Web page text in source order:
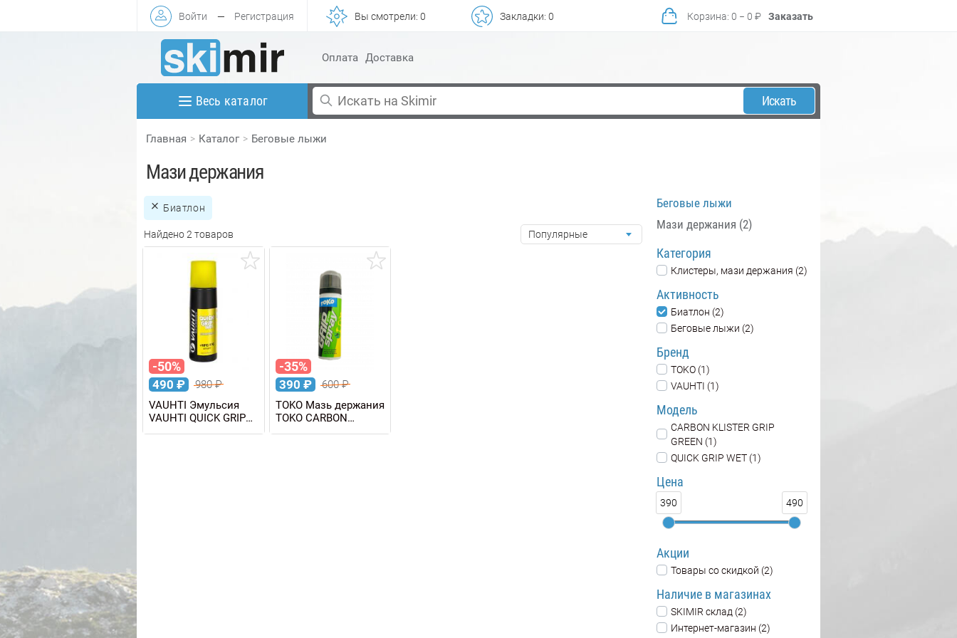
Войти — Регистрация Вы смотрели: 0 Закладки: 0 Корзина: 0 − 0 ₽ Заказать
Оплата Доставка
Весь каталог Искать
Главная Каталог Беговые лыжи
Мази держания
Биатлон
Найдено 2 товаров Популярные
-50%
490 ₽ 980₽
VAUHTI Эмульсия
VAUHTI QUICK GRIP
WET +10/-1°C, 80 мл
-35%
390 ₽ 600₽
TOKO Мазь держания
TOKO CARBON
KLISTER GRIP GREEN,
Беговые лыжи
Мази держания (2)
Категория
Клистеры, мази держания (2)
Активность
Биатлон (2)
Беговые лыжи (2)
Бренд
TOKO (1)
VAUHTI (1)
Модель
CARBON KLISTER GRIP
GREEN (1)
QUICK GRIP WET (1)
Цена
390 490
Акции
Товары со скидкой (2)
Наличие в магазинах
SKIMIR склад (2)
Интернет-магазин (2)